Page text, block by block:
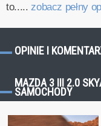
to..... zobacz pełny
OPINIE I
MAZDA 3 III 2.0
SAMOCHODY